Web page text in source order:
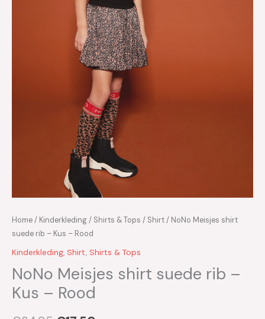
Home/ Kinderkleding/ Shirts & Tops / Shirt/ NoNo Meisjes shirt
suede rib – Kus – Rood
Kinderkleding, Shirt, Shirts & Tops
NoNo Meisjes shirt suede rib –
Kus – Rood